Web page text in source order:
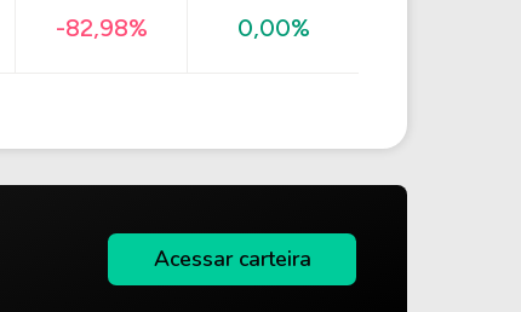
-82,98% 0,00%
Acessar carteira